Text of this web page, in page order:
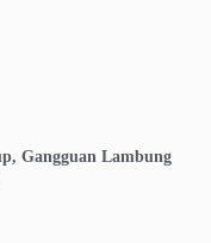
Gangguan Lambung